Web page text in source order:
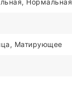
Нормальная
Матирующее